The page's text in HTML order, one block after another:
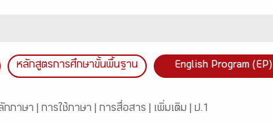
หลักสูตรการศึกษาขั้นพื้นฐาน English Program (EP)
กภาษา | การใช้ภาษา | การสื่อสาร | เพิ่มเติม | ป.1